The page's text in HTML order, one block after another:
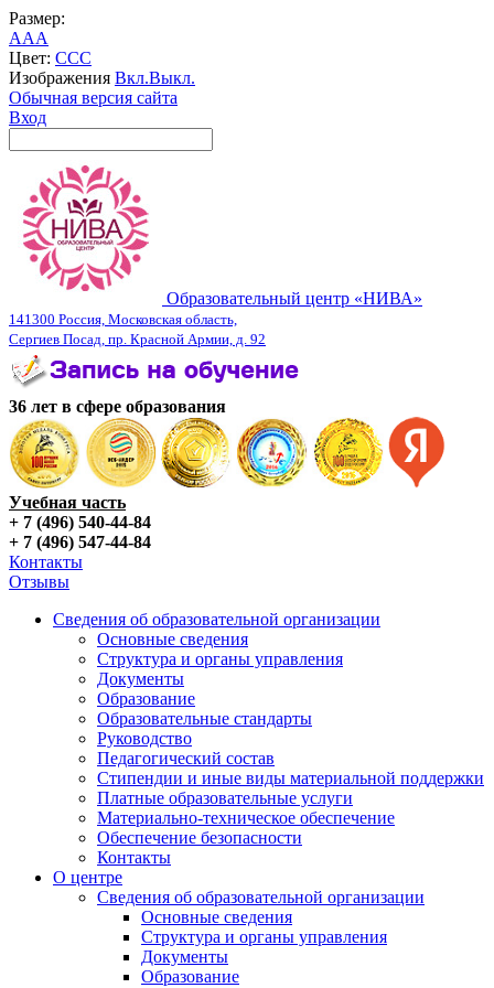
Размер:
AAA
Цвет: CCC
Изображения Вкл.Выкл.
Обычная версия сайта
Вход
Образовательный центр «НИВА»
141300 Россия, Московская область,
Сергиев Посад, пр. Красной Армии, д. 92
36 лет в сфере образования
Учебная часть
+ 7 (496) 540-44-84
+ 7 (496) 547-44-84
Контакты
Отзывы
Сведения об образовательной организации
Основные сведения
Структура и органы управления
Документы
Образование
Образовательные стандарты
Руководство
Педагогический состав
Стипендии и иные виды материальной поддержки
Платные образовательные услуги
Материально-техническое обеспечение
Обеспечение безопасности
Контакты
О центре
Сведения об образовательной организации
Основные сведения
Структура и органы управления
Документы
Образование